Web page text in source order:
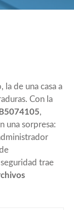
de una casa a
Con la
,
una sorpresa:
trae